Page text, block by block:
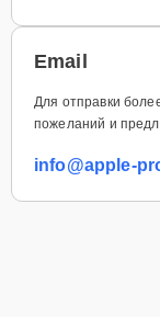
Email
Для отправки
пожеланий и
info@apple-